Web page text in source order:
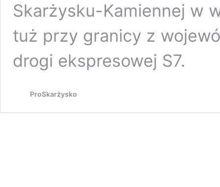
Skarżysku-Kamiennej w
tuż przy granicy z
drogi ekspresowej S7.
ProSkarżysko